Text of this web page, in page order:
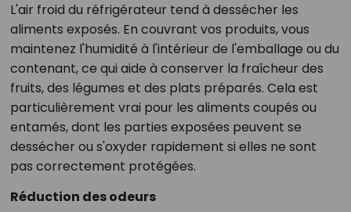
L'air froid du réfrigérateur tend à dessécher les
aliments exposés. En couvrant vos produits, vous
maintenez l'humidité à l'intérieur de l'emballage ou du
contenant, ce qui aide à conserver la fraîcheur des
fruits, des légumes et des plats préparés. Cela est
particulièrement vrai pour les aliments coupés ou
entamés, dont les parties exposées peuvent se
dessécher ou s'oxyder rapidement si elles ne sont
pas correctement protégées.
Réduction des odeurs